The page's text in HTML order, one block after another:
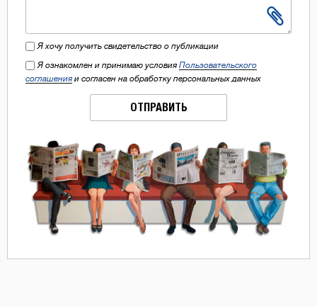
Я хочу получить свидетельство о публикации
Я ознакомлен и принимаю условия Пользовательского
соглашения и согласен на обработку персональных данных
ОТПРАВИТЬ